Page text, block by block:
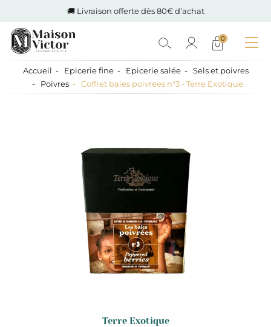
🚚 Livraison offerte dès 80€ d’achat
0
Accueil Epicerie fine Epicerie salée
Sels et poivres
Poivres
Coffret baies poivrees n°3 - Terre Exotique
Terre Exotique